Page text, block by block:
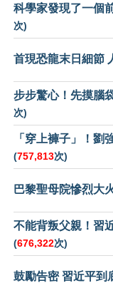
科學家發現了一個
次)
首現恐龍末日細節
步步驚心！先摸腦
次)
「穿上褲子」！劉
(757,813次)
巴黎聖母院慘烈大
不能背叛父親！習
(676,322次)
鼓勵告密 習近平到